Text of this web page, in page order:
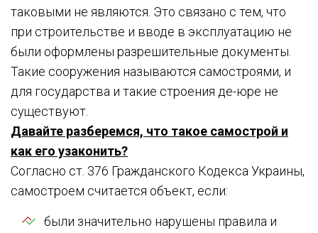
таковыми не являются. Это связано с тем, что
при строительстве и вводе в эксплуатацию не
были оформлены разрешительные документы.
Такие сооружения называются самостроями, и
для государства и такие строения де-юре не
существуют.
Давайте разберемся, что такое самострой и
как его узаконить?
Согласно ст. 376 Гражданского Кодекса Украины,
самостроем считается объект, если:
были значительно нарушены правила и